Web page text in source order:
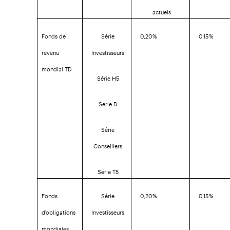
actuels
Fonds de
revenu
mondial TD
Série
Investisseurs
Série H5
Série D
Série
Conseillers
Série T5
0,20 % 0,15 %
Fonds
d'obligations
mondiales
Série
Investisseurs
0,20 % 0,15 %